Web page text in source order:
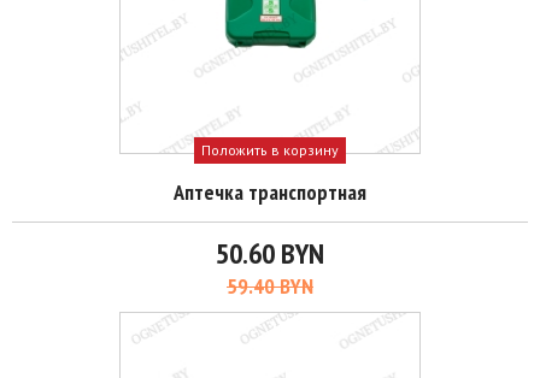
Положить в корзину
Аптечка транспортная
50.60 BYN
59.40 BYN